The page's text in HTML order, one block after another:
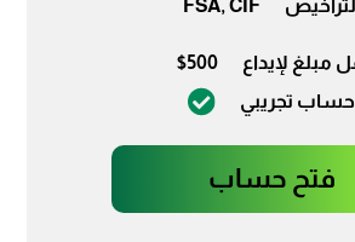
FSA, CIF
مبلغ لإيداع
$500
حساب تجريبي
فتح حساب